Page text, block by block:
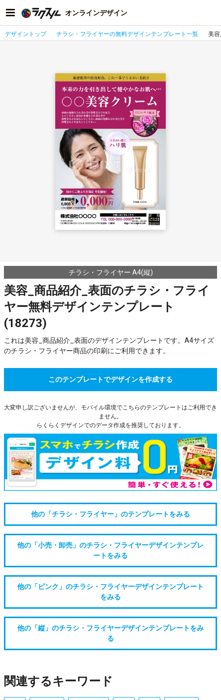
オンラインデザイン
デザイントップ チラシ・フライヤーの無料デザインテンプレート一覧 美容
チラシ・フライヤー A4(縦)
美容_商品紹介_表面のチラシ・フライ
ヤー無料デザインテンプレート
(18273)
これは美容_商品紹介_表面のデザインテンプレートです。A4サイズ
のチラシ・フライヤー商品の印刷にご利用できます。
このテンプレートでデザインを作成する
大変申し訳ございませんが、モバイル環境でこちらのテンプレートはご利用でき
ません。
らくらくデザインでのデータ作成を推奨しております。
他の「チラシ・フライヤー」のテンプレートをみる
他の「小売・卸売」のチラシ・フライヤーデザインテンプレ
ートをみる
他の「ピンク」のチラシ・フライヤーデザインテンプレート
をみる
他の「縦」のチラシ・フライヤーデザインテンプレートをみ
る
関連するキーワード